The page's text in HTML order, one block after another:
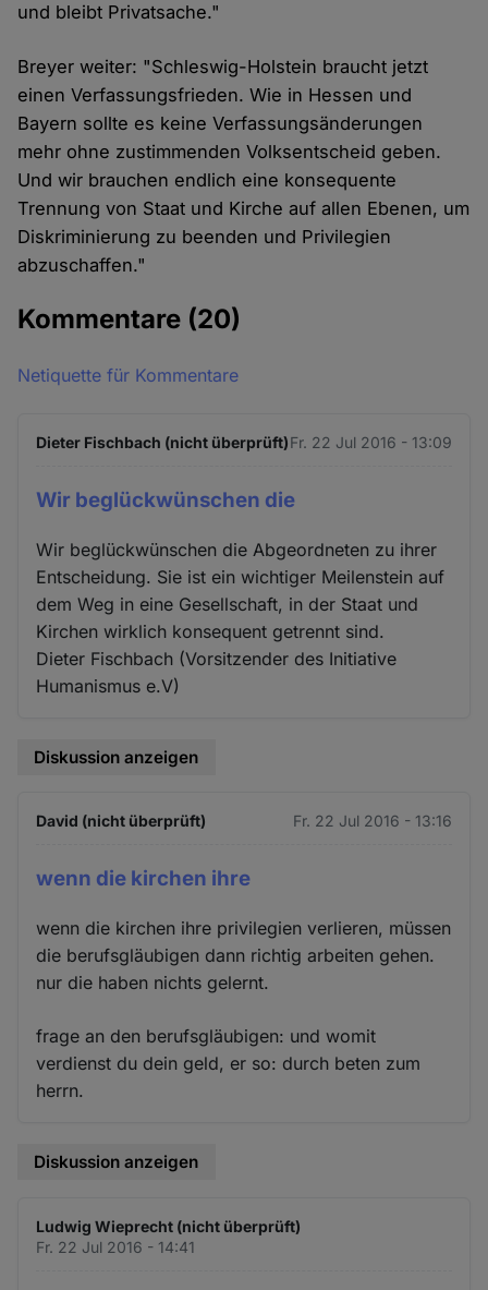
und bleibt Privatsache."
Breyer weiter: "Schleswig-Holstein braucht jetzt
einen Verfassungsfrieden. Wie in Hessen und
Bayern sollte es keine Verfassungsänderungen
mehr ohne zustimmenden Volksentscheid geben.
Und wir brauchen endlich eine konsequente
Trennung von Staat und Kirche auf allen Ebenen, um
Diskriminierung zu beenden und Privilegien
abzuschaffen."
Kommentare (20)
Netiquette für Kommentare
Dieter Fischbach (nicht überprüft)Fr. 22 Jul 2016 - 13:09
Wir beglückwünschen die
Wir beglückwünschen die Abgeordneten zu ihrer
Entscheidung. Sie ist ein wichtiger Meilenstein auf
dem Weg in eine Gesellschaft, in der Staat und
Kirchen wirklich konsequent getrennt sind.
Dieter Fischbach (Vorsitzender des Initiative
Humanismus e.V)
Diskussion anzeigen
David (nicht überprüft) Fr. 22 Jul 2016 - 13:16
wenn die kirchen ihre
wenn die kirchen ihre privilegien verlieren, müssen
die berufsgläubigen dann richtig arbeiten gehen.
nur die haben nichts gelernt.
frage an den berufsgläubigen: und womit
verdienst du dein geld, er so: durch beten zum
herrn.
Diskussion anzeigen
Ludwig Wieprecht (nicht überprüft)
Fr. 22 Jul 2016 - 14:41